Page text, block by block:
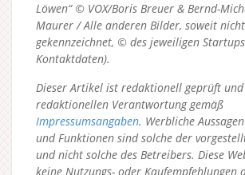
Löwen“ © VOX/Boris Breuer & Bernd-
Maurer / Alle anderen Bilder, soweit
gekennzeichnet, © des jeweiligen
Kontaktdaten).
Dieser Artikel ist redaktionell geprüft
redaktionellen Verantwortung gemäß
Impressumsangaben. Werbliche
und Funktionen sind solche der
und nicht solche des Betreibers. Diese
keine Nutzungs- oder Kaufempfehlungen